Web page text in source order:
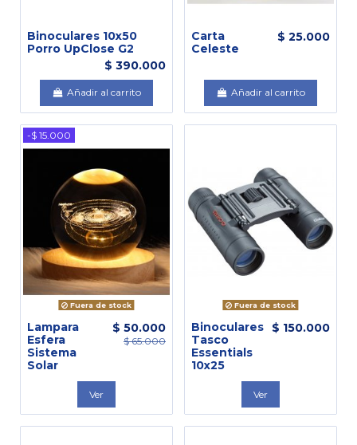
Binoculares 10x50
Porro UpClose G2
$ 390.000
Añadir al carrito
Carta
Celeste
$ 25.000
Añadir al carrito
-$ 15.000
Fuera de stock
Lampara
Esfera
Sistema
Solar
$ 50.000
$ 65.000
Ver
Fuera de stock
Binoculares
Tasco
Essentials
10x25
$ 150.000
Ver